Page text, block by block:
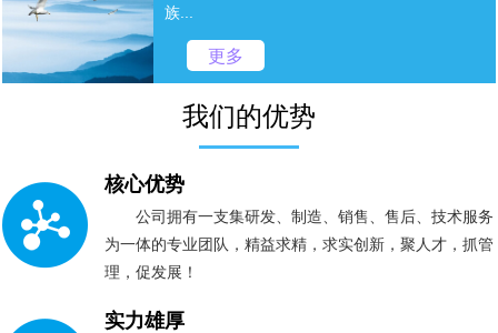
族...
更多
我们的优势
核心优势
公司拥有一支集研发、制造、销售、售后、技术服务
为一体的专业团队，精益求精，求实创新，聚人才，抓管
理，促发展！
实力雄厚